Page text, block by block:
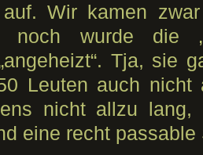
auf. Wir kamen
noch wurde die
Tja, sie
Leuten auch nicht
nicht allzu
eine recht